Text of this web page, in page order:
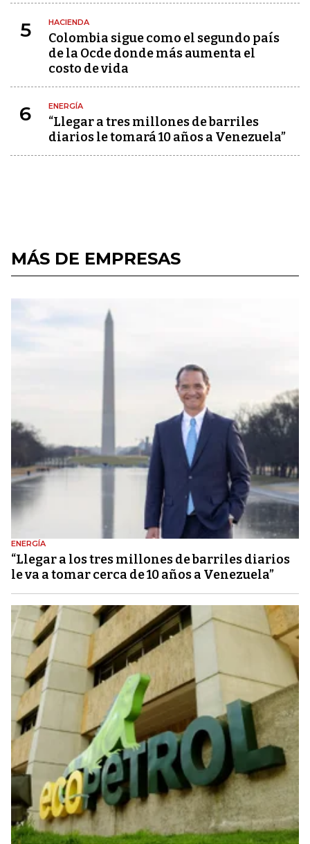
5 HACIENDA
Colombia sigue como el segundo país
de la Ocde donde más aumenta el
costo de vida
6 ENERGÍA
“Llegar a tres millones de barriles
diarios le tomará 10 años a Venezuela”
MÁS DE EMPRESAS
ENERGÍA
“Llegar a los tres millones de barriles diarios
le va a tomar cerca de 10 años a Venezuela”